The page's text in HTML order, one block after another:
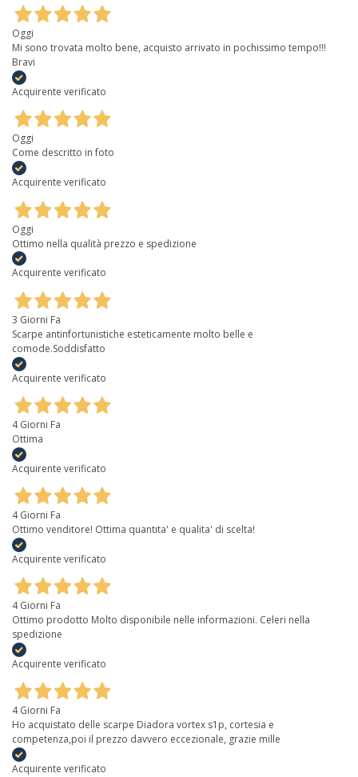
Oggi
Mi sono trovata molto bene, acquisto arrivato in pochissimo tempo!!!
Bravi
Acquirente verificato
Oggi
Come descritto in foto
Acquirente verificato
Oggi
Ottimo nella qualità prezzo e spedizione
Acquirente verificato
3 Giorni Fa
Scarpe antinfortunistiche esteticamente molto belle e
comode.Soddisfatto
Acquirente verificato
4 Giorni Fa
Ottima
Acquirente verificato
4 Giorni Fa
Ottimo venditore! Ottima quantita' e qualita' di scelta!
Acquirente verificato
4 Giorni Fa
Ottimo prodotto Molto disponibile nelle informazioni. Celeri nella
spedizione
Acquirente verificato
4 Giorni Fa
Ho acquistato delle scarpe Diadora vortex s1p, cortesia e
competenza,poi il prezzo davvero eccezionale, grazie mille
Acquirente verificato